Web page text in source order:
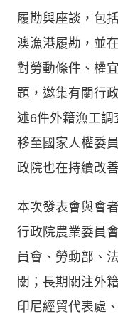
履勘與座談，包
澳漁港履勘，並
對勞動條件、權
題，邀集有關行
述6件外籍漁工
移至國家人權委
政院也在持續改
本次發表會與會
行政院農業委員
員會、勞動部、
關；長期關注外
印尼經貿代表處